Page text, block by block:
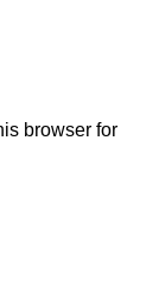
browser for